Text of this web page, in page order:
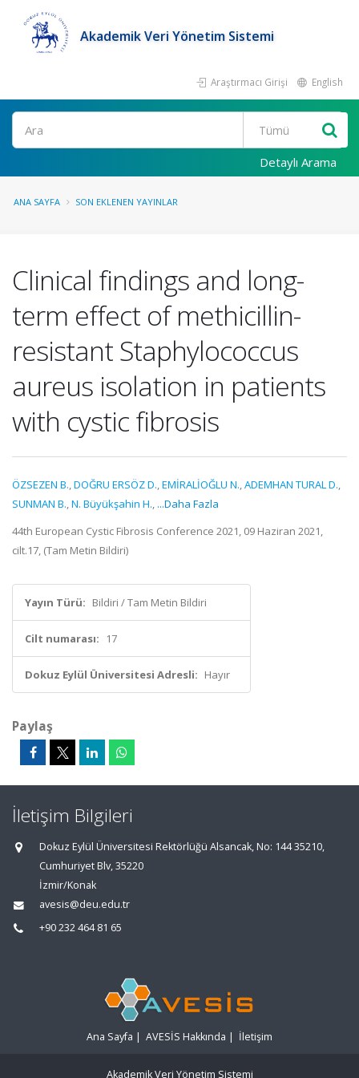
Akademik Veri Yönetim Sistemi
Araştırmacı Girişi English
Ara
Detaylı Arama
ANA SAYFA SON EKLENEN YAYINLAR
Clinical findings and long-
term effect of methicillin-
resistant Staphylococcus
aureus isolation in patients
with cystic fibrosis
ÖZSEZEN B.,DOĞRU ERSÖZ D.,EMİRALİOĞLU N.,ADEMHAN TURAL D.,
SUNMAN B.,N. Büyükşahin H., ...Daha Fazla
44th European Cystic Fibrosis Conference 2021, 09 Haziran 2021,
cilt.17, (Tam Metin Bildiri)
Yayın Türü: Bildiri / Tam Metin Bildiri
Cilt numarası: 17
Dokuz Eylül Üniversitesi Adresli: Hayır
Paylaş
İletişim Bilgileri
Dokuz Eylül Üniversitesi Rektörlüğü Alsancak, No: 144 35210,
Cumhuriyet Blv, 35220
İzmir/Konak
avesis@deu.edu.tr
+90 232 464 81 65
Ana Sayfa | AVESİS Hakkında | İletişim
Akademik Veri Yönetim Sistemi